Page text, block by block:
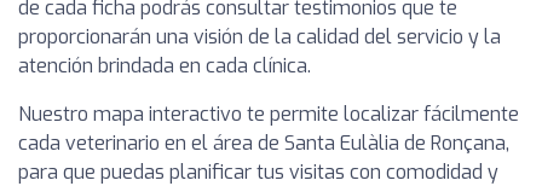
de cada ficha podrás consultar testimonios que te
proporcionarán una visión de la calidad del servicio y la
atención brindada en cada clínica.
Nuestro mapa interactivo te permite localizar fácilmente
cada veterinario en el área de Santa Eulàlia de Ronçana,
para que puedas planificar tus visitas con comodidad y